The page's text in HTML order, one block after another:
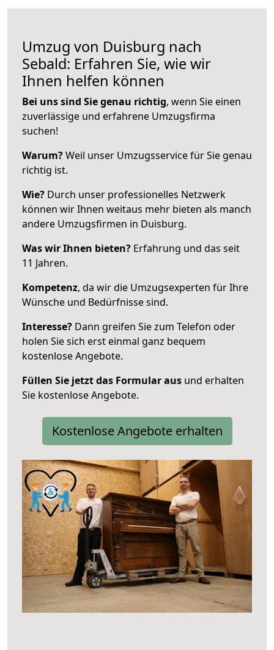
Umzug von Duisburg nach
Sebald: Erfahren Sie, wie wir
Ihnen helfen können
Bei uns sind Sie genau richtig, wenn Sie einen
zuverlässige und erfahrene Umzugsfirma
suchen!
Warum?Weil unser Umzugsservice für Sie genau
richtig ist.
Wie? Durch unser professionelles Netzwerk
können wir Ihnen weitaus mehr bieten als manch
andere Umzugsfirmen in Duisburg.
Was wir Ihnen bieten? Erfahrung und das seit
11 Jahren.
Kompetenz, da wir die Umzugsexperten für Ihre
Wünsche und Bedürfnisse sind.
Interesse? Dann greifen Sie zum Telefon oder
holen Sie sich erst einmal ganz bequem
kostenlose Angebote.
Füllen Sie jetzt das Formular aus und erhalten
Sie kostenlose Angebote.
Kostenlose Angebote erhalten